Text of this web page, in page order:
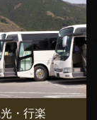
・行楽